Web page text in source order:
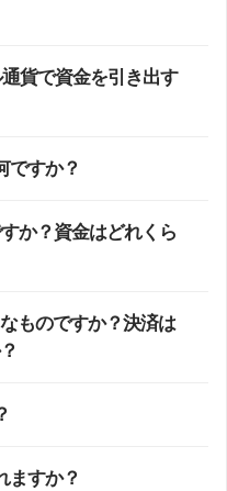
貨で資金を引き出す
ですか？
か？資金はどれくら
ものですか？決済は
ますか？